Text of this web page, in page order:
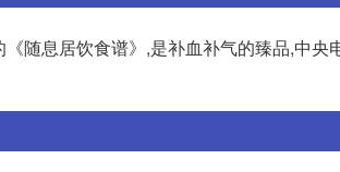
随息居饮食谱》,是补血补气的臻品,中央